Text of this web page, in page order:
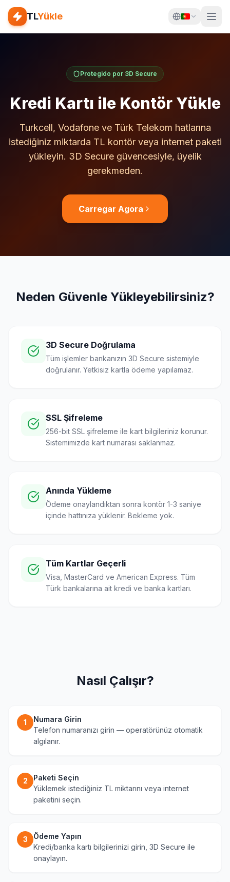
TLYükle
Protegido por 3D Secure
Kredi Kartı ile Kontör Yükle
Turkcell, Vodafone ve Türk Telekom hatlarına
istediğiniz miktarda TL kontör veya internet paketi
yükleyin. 3D Secure güvencesiyle, üyelik
gerekmeden.
Carregar Agora
Neden Güvenle Yükleyebilirsiniz?
3D Secure Doğrulama
Tüm işlemler bankanızın 3D Secure sistemiyle
doğrulanır. Yetkisiz kartla ödeme yapılamaz.
SSL Şifreleme
256-bit SSL şifreleme ile kart bilgileriniz korunur.
Sistemimizde kart numarası saklanmaz.
Anında Yükleme
Ödeme onaylandıktan sonra kontör 1-3 saniye
içinde hattınıza yüklenir. Bekleme yok.
Tüm Kartlar Geçerli
Visa, MasterCard ve American Express. Tüm
Türk bankalarına ait kredi ve banka kartları.
Nasıl Çalışır?
1
Numara Girin
Telefon numaranızı girin — operatörünüz otomatik
algılanır.
2
Paketi Seçin
Yüklemek istediğiniz TL miktarını veya internet
paketini seçin.
3
Ödeme Yapın
Kredi/banka kartı bilgilerinizi girin, 3D Secure ile
onaylayın.